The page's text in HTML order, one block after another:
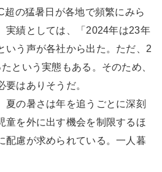
超の猛暑日が各地で頻繁にみら
実績としては、「2024年は23年
いう声が各社から出た。ただ、2
という実態もある。そのため、
はありそうだ。
夏の暑さは年を追うごとに深刻
童を外に出す機会を制限するほ
配慮が求められている。一人暮